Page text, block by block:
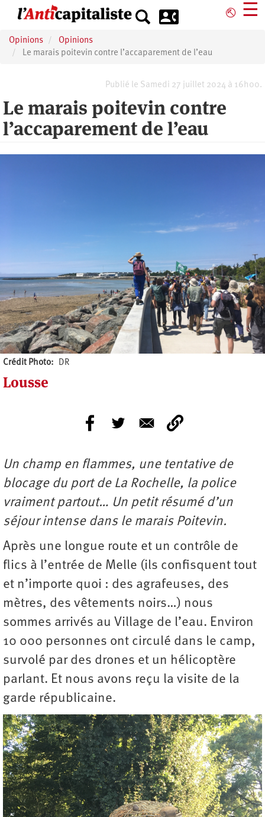
principal
⎋ ☰
Opinions
Opinions
Le marais poitevin contre l’accaparement de l’eau
Publié le Samedi 27 juillet 2024 à 16h00.
Le marais poitevin contre
l’accaparement de l’eau
Crédit Photo DR
Lousse
Un champ en flammes, une tentative de
blocage du port de La Rochelle, la police
vraiment partout… Un petit résumé d’un
séjour intense dans le marais Poitevin.
Après une longue route et un contrôle de
flics à l’entrée de Melle (ils confisquent tout
et n’importe quoi : des agrafeuses, des
mètres, des vêtements noirs…) nous
sommes arrivés au Village de l’eau. Environ
10 000 personnes ont circulé dans le camp,
survolé par des drones et un hélicoptère
parlant. Et nous avons reçu la visite de la
garde républicaine.